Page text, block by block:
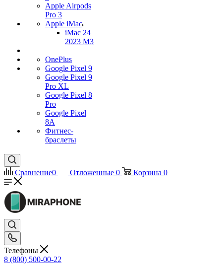
Apple Airpods
Pro 3
Apple iMac
iMac 24
2023 M3
OnePlus
Google Pixel 9
Google Pixel 9
Pro XL
Google Pixel 8
Pro
Google Pixel
8A
Фитнес-
браслеты
Сравнение0 Отложенные 0 Корзина 0
Телефоны
8 (800) 500-00-22